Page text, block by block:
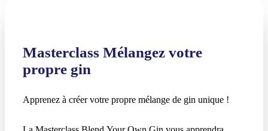
Masterclass Mélangez votre
propre gin
Apprenez à créer votre propre mélange de gin unique !